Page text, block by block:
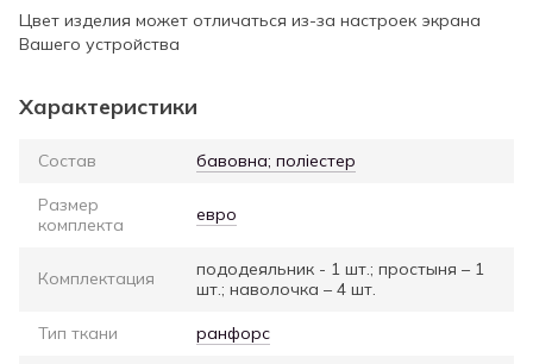
Цвет изделия может отличаться из-за настроек экрана
Вашего устройства
Характеристики
Состав бавовна; поліестер
Размер
комплекта
евро
Комплектация
пододеяльник - 1 шт.; простыня – 1
шт.; наволочка – 4 шт.
Тип ткани ранфорс